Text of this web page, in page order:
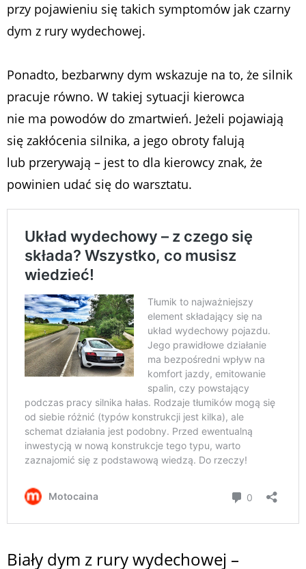
przy pojawieniu się takich symptomów jak czarny
dym z rury wydechowej.
Ponadto, bezbarwny dym wskazuje na to, że silnik
pracuje równo. W takiej sytuacji kierowca
nie ma powodów do zmartwień. Jeżeli pojawiają
się zakłócenia silnika, a jego obroty falują
lub przerywają – jest to dla kierowcy znak, że
powinien udać się do warsztatu.
Biały dym z rury wydechowej –